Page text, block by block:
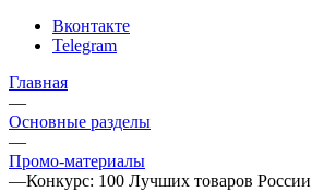
Вконтакте
Telegram
Главная
—
Основные разделы
—
Промо-материалы
—Конкурс: 100 Лучших товаров России